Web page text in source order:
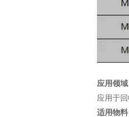
应用领
应用于
适用物